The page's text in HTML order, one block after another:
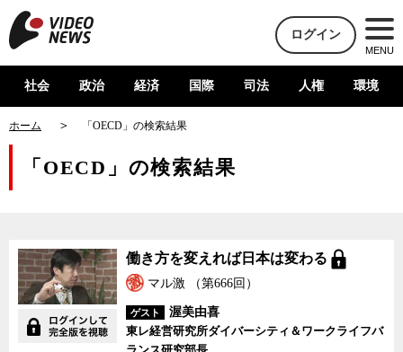
ログイン
MENU
社会 政治 経済 国際 司法 人権 環境
ホーム 「OECD」の検索結果
「OECD」の検索結果
働き方を変えれば日本は変わる
マル激 （第666回）
ゲスト
渥美由喜
東レ経営研究所ダイバーシティ＆ワークライフバ